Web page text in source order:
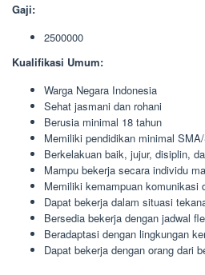
Gaji:
2500000
Kualifikasi Umum:
Warga Negara Indonesia
Sehat jasmani dan rohani
Berusia minimal 18 tahun
Memiliki pendidikan minimal
Berkelakuan baik, jujur, disiplin,
Mampu bekerja secara individu
Memiliki kemampuan komunikasi
Dapat bekerja dalam situasi
Bersedia bekerja dengan jadwal
Beradaptasi dengan lingkungan
Dapat bekerja dengan orang dari